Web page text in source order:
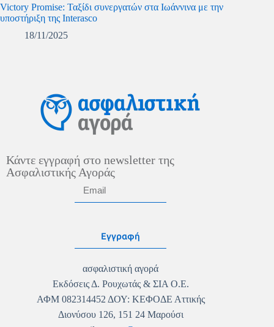
Victory Promise: Ταξίδι συνεργατών στα Ιωάννινα με την
υποστήριξη της Interasco
18/11/2025
Κάντε εγγραφή στο newsletter της
Ασφαλιστικής Αγοράς
Εγγραφή
ασφαλιστική αγορά
Εκδόσεις Δ. Ρουχωτάς & ΣΙΑ Ο.Ε.
ΑΦΜ 082314452 ΔΟΥ: ΚΕΦΟΔΕ Αττικής
Διονύσου 126, 151 24 Μαρούσι